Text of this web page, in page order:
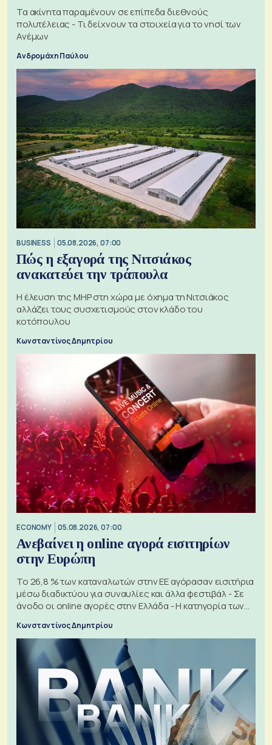
Τα ακίνητα παραμένουν σε επίπεδα διεθνούς
πολυτέλειας - Τι δείχνουν τα στοιχεία για το νησί των
Ανέμων
Ανδρομάχη Παύλου
BUSINESS 05.08.2026, 07:00
Πώς η εξαγορά της Νιτσιάκος
ανακατεύει την τράπουλα
H έλευση της MHP στη χώρα με όχημα τη Νιτσιάκος
αλλάζει τους συσχετισμούς στον κλάδο του
κοτόπουλου
Κωνσταντίνος Δημητρίου
ECONOMY 05.08.2026, 07:00
Ανεβαίνει η online αγορά εισιτηρίων
στην Ευρώπη
Το 26,8 % των καταναλωτών στην ΕΕ αγόρασαν εισιτήρια
μέσω διαδικτύου για συναυλίες και άλλα φεστιβάλ - Σε
άνοδο οι online αγορές στην Ελλάδα - Η κατηγορία των
Κωνσταντίνος Δημητρίου